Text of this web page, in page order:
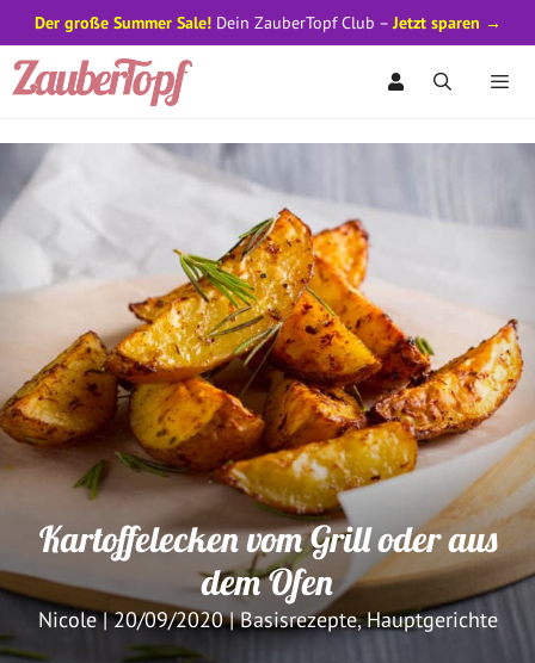
Zum
Inhalt
Kartoffelecken vom Grill oder aus
dem Ofen
Nicole|20/09/2020|Basisrezepte,Hauptgerichte
Der große Summer Sale!Dein ZauberTopf Club –Jetzt sparen →